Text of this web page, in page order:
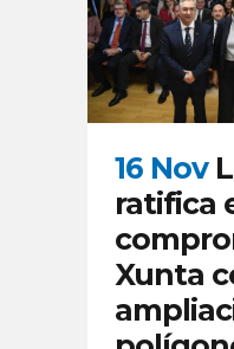
16 Nov
ratifica
Xunta